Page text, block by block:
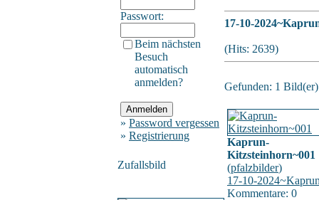
Passwort:
Beim nächsten
Besuch
automatisch
anmelden?
» Password vergessen
» Registrierung
Zufallsbild
17-10-
(Hits: 2639)
Gefunden: 1
Kaprun-
Kitzsteinhorn~001
(pfalzbilder)
17-10-
Kommentare: 0